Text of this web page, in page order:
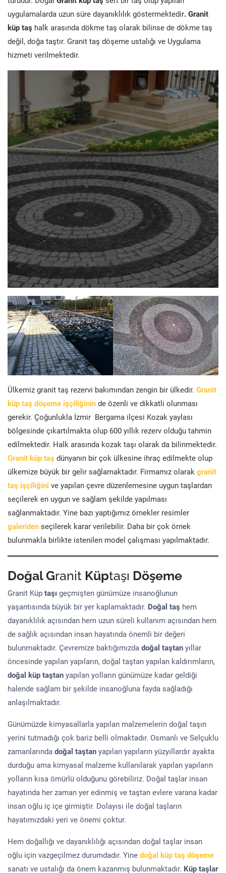
uygulamalarda uzun süre dayanıklılık göstermektedir. Granit
küp taş halk arasında dökme taş olarak bilinse de dökme taş
değil, doğa taştır. Granit taş döşeme ustalığı ve Uygulama
hizmeti verilmektedir.
Ülkemiz granit taş rezervi bakımından zengin bir ülkedir. Granit
küp taş döşeme işçiliğinin de özenli ve dikkatli olunması
gerekir. Çoğunlukla İzmir Bergama ilçesi Kozak yaylası
bölgesinde çıkartılmakta olup 600 yıllık rezerv olduğu tahmin
edilmektedir. Halk arasında kozak taşı olarak da bilinmektedir.
Granit küp taş dünyanın bir çok ülkesine ihraç edilmekte olup
ülkemize büyük bir gelir sağlamaktadır. Firmamız olarak granit
taş işçiliğini ve yapılan çevre düzenlemesine uygun taşlardan
seçilerek en uygun ve sağlam şekilde yapılması
sağlanmaktadır. Yine bazı yaptığımız örnekler resimler
galeriden seçilerek karar verilebilir. Daha bir çok örnek
bulunmakla birlikte istenilen model çalışması yapılmaktadır.
Doğal Granit Küptaşı Döşeme
Granit Küp taşı geçmişten günümüze insanoğlunun
yaşantısında büyük bir yer kaplamaktadır. Doğal taş hem
dayanıklılık açısından hem uzun süreli kullanım açısından hem
de sağlık açısından insan hayatında önemli bir değeri
bulunmaktadır. Çevremize baktığımızda doğal taştan yıllar
öncesinde yapılan yapıların, doğal taştan yapılan kaldırımların,
doğal küp taştan yapılan yolların günümüze kadar geldiği
halende sağlam bir şekilde insanoğluna fayda sağladığı
anlaşılmaktadır.
Günümüzde kimyasallarla yapılan malzemelerin doğal taşın
yerini tutmadığı çok bariz belli olmaktadır. Osmanlı ve Selçuklu
zamanlarında doğal taştan yapılan yapıların yüzyıllardır ayakta
durduğu ama kimyasal malzeme kullanılarak yapılan yapıların
yolların kısa ömürlü olduğunu görebiliriz. Doğal taşlar insan
hayatında her zaman yer edinmiş ve taştan evlere varana kadar
insan oğlu iç içe girmiştir. Dolayısı ile doğal taşların
hayatımızdaki yeri ve önemi çoktur.
Hem doğallığı ve dayanıklılığı açısından doğal taşlar insan
oğlu için vazgeçilmez durumdadır. Yine doğal küp taş döşeme
sanatı ve ustalığı da önem kazanmış bulunmaktadır. Küp taşlar